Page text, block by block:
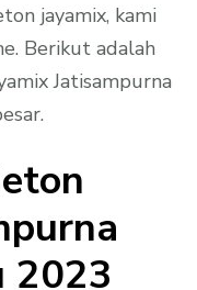
jayamix, kami
Berikut adalah
Jatisampurna
2023